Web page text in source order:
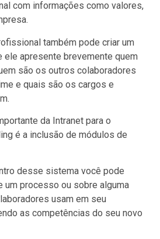
com informações como valores,
também pode criar um
apresente brevemente quem
são os outros colaboradores
e quais são os cargos e
da Intranet para o
é a inclusão de módulos de
desse sistema você pode
um processo ou sobre alguma
usam em seu
as competências do seu novo